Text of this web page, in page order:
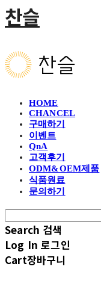
찬슬
HOME
CHANCEL
구매하기
이벤트
QnA
고객후기
ODM&OEM제품
식품원료
문의하기
Search 검색
Log In 로그인
Cart장바구니